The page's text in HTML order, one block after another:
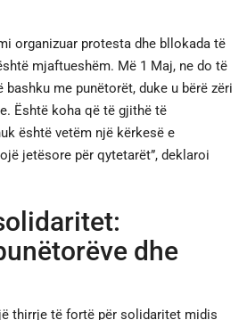
organizuar protesta dhe bllokada të
mjaftueshëm. Më 1 Maj, ne do të
me punëtorët, duke u bërë zëri
Është koha që të gjithë të
është vetëm një kërkesë e
jetësore për qytetarët”, deklaroi
dhe
thirrje të fortë për solidaritet midis